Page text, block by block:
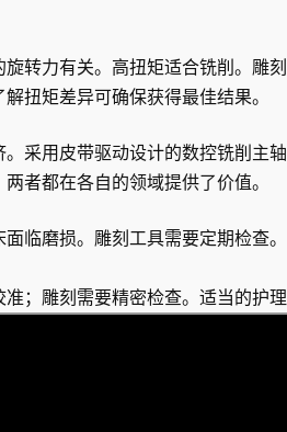
转力有关。高扭矩适合铣削。雕刻
扭矩差异可确保获得最佳结果。
采用皮带驱动设计的数控铣削主
者都在各自的领域提供了价值。
临磨损。雕刻工具需要定期检查。
；雕刻需要精密检查。适当的护理